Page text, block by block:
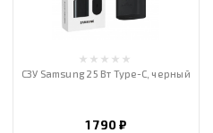
СЗУ Samsung 25 Вт Type-C, черный
1 790 ₽